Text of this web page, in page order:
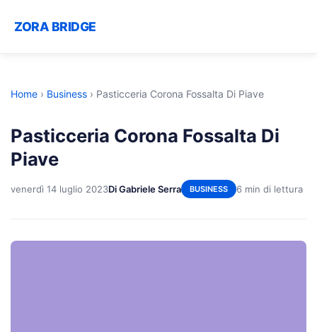
ZORA BRIDGE
Home › Business › Pasticceria Corona Fossalta Di Piave
Pasticceria Corona Fossalta Di
Piave
venerdì 14 luglio 2023Di Gabriele Serra BUSINESS 6 min di lettura